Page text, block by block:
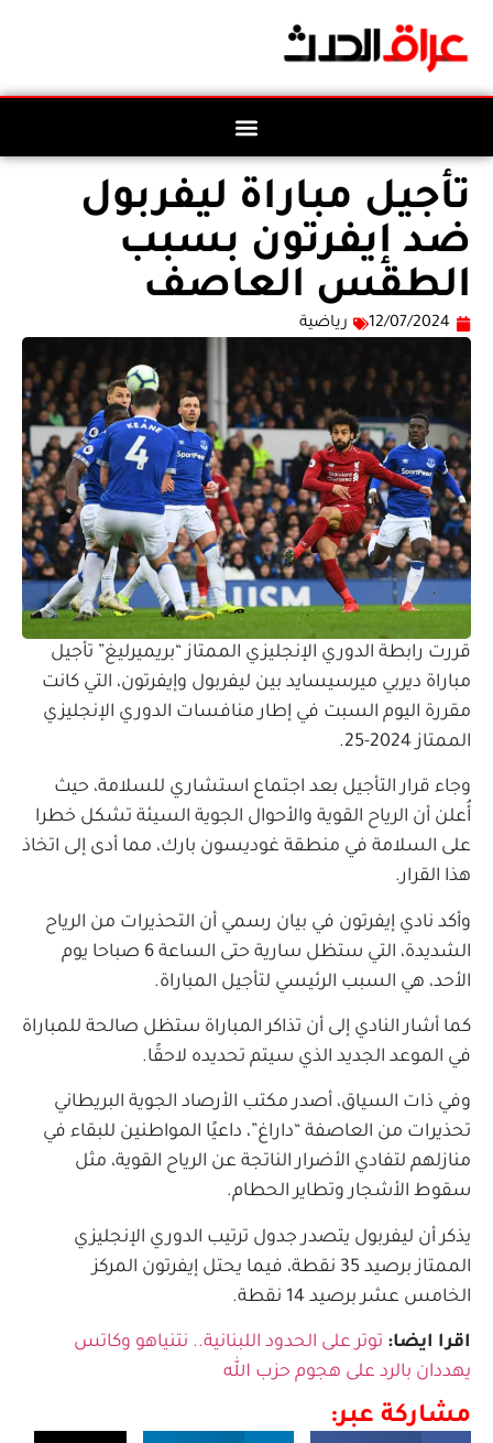
تأجيل مباراة ليفربول
ضد إيفرتون بسبب
الطقس العاصف
12/07/2024 رياضية
قررت رابطة الدوري الإنجليزي الممتاز “بريميرليغ” تأجيل
مباراة ديربي ميرسيسايد بين ليفربول وإيفرتون، التي كانت
مقررة اليوم السبت في إطار منافسات الدوري الإنجليزي
الممتاز 2024-25.
وجاء قرار التأجيل بعد اجتماع استشاري للسلامة، حيث
أُعلن أن الرياح القوية والأحوال الجوية السيئة تشكل خطرا
على السلامة في منطقة غوديسون بارك، مما أدى إلى اتخاذ
هذا القرار.
وأكد نادي إيفرتون في بيان رسمي أن التحذيرات من الرياح
الشديدة، التي ستظل سارية حتى الساعة 6 صباحا يوم
الأحد، هي السبب الرئيسي لتأجيل المباراة.
كما أشار النادي إلى أن تذاكر المباراة ستظل صالحة للمباراة
في الموعد الجديد الذي سيتم تحديده لاحقًا.
وفي ذات السياق، أصدر مكتب الأرصاد الجوية البريطاني
تحذيرات من العاصفة “داراغ”، داعيًا المواطنين للبقاء في
منازلهم لتفادي الأضرار الناتجة عن الرياح القوية، مثل
سقوط الأشجار وتطاير الحطام.
يذكر أن ليفربول يتصدر جدول ترتيب الدوري الإنجليزي
الممتاز برصيد 35 نقطة، فيما يحتل إيفرتون المركز
الخامس عشر برصيد 14 نقطة.
اقرا ايضا: توتر على الحدود اللبنانية.. نتنياهو وكاتس
يهددان بالرد على هجوم حزب الله
مشاركة عبر: